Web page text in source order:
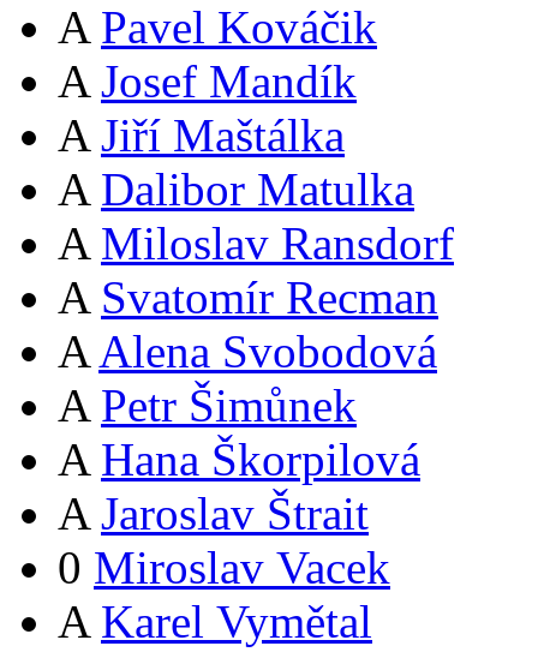
A Pavel Kováčik
A Josef Mandík
A Jiří Maštálka
A Dalibor Matulka
A Miloslav Ransdorf
A Svatomír Recman
A Alena Svobodová
A Petr Šimůnek
A Hana Škorpilová
A Jaroslav Štrait
0 Miroslav Vacek
A Karel Vymětal